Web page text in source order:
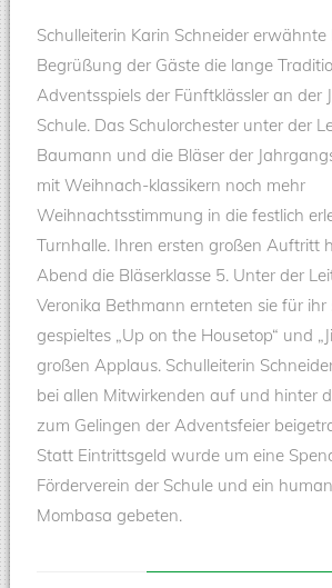
Schulleiterin Karin Schneider erwähnte
Begrüßung der Gäste die lange
Adventsspiels der Fünftklässler an der
Schule. Das Schulorchester unter der
Baumann und die Bläser der
mit Weihnach-klassikern noch mehr
Weihnachtsstimmung in die festlich
Turnhalle. Ihren ersten großen Auftritt
Abend die Bläserklasse 5. Unter der
Veronika Bethmann ernteten sie für ihr
gespieltes „Up on the Housetop“ und
großen Applaus. Schulleiterin
bei allen Mitwirkenden auf und hinter
zum Gelingen der Adventsfeier
Statt Eintrittsgeld wurde um eine
Förderverein der Schule und ein
Mombasa gebeten.